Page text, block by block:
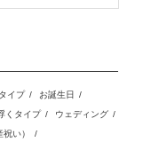
イプ / お誕生日
/
くタイプ / ウェディング /
い）
/